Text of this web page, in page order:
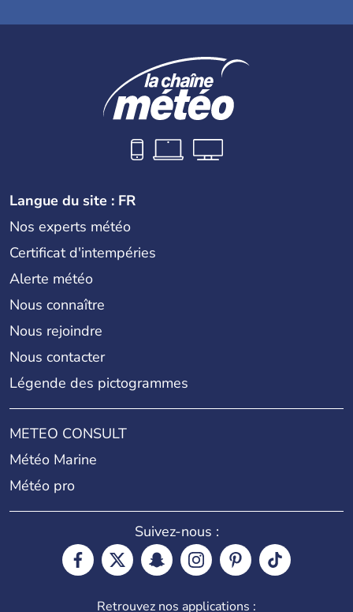
Langue du site : FR
Nos experts météo
Certificat d'intempéries
Alerte météo
Nous connaître
Nous rejoindre
Nous contacter
Légende des pictogrammes
METEO CONSULT
Météo Marine
Météo pro
Suivez-nous :
Retrouvez nos applications :